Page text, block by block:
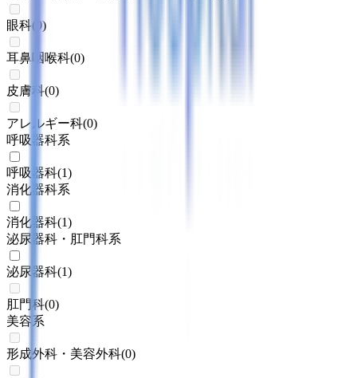
眼科( 0)
耳鼻咽喉科(0)
皮膚科(0)
アレルギー科(0)
呼吸器科系
呼吸器科(1)
消化器科系
消化器科(1)
泌尿器科・肛門科系
泌尿器科(1)
肛門科(0)
美容系
形成外科・美容外科(0)